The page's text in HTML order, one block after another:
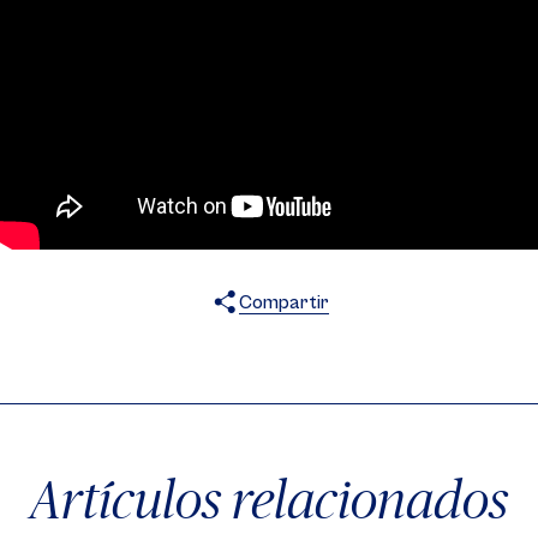
Compartir
Artículos relacionados